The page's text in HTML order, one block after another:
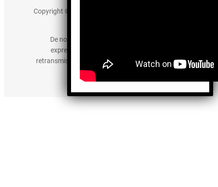
Copyright © 2025 somos-hermanos.mx. Todos los
De no existir previa autorización, queda
expresamente prohibida la publicación,
retransmisión, edición y cualquier otro uso de los
contenidos.